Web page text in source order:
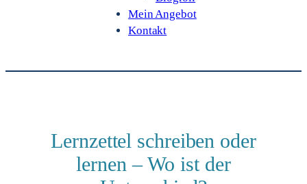
Mein Angebot
Kontakt
Lernzettel schreiben oder
lernen – Wo ist der